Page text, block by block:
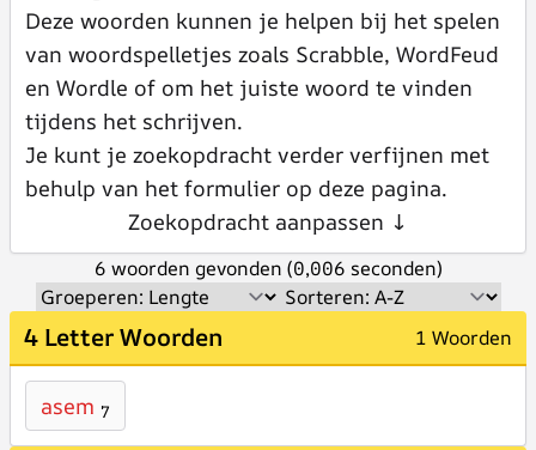
Deze woorden kunnen je helpen bij het spelen
van woordspelletjes zoals Scrabble, WordFeud
en Wordle of om het juiste woord te vinden
tijdens het schrijven.
Je kunt je zoekopdracht verder verfijnen met
behulp van het formulier op deze pagina.
Zoekopdracht aanpassen ↓
6 woorden gevonden (0,006 seconden)
4 Letter Woorden 1 Woorden
asem 7